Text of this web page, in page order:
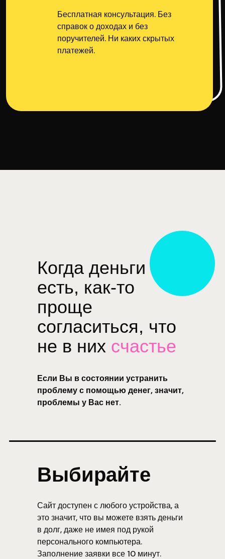
Бесплатная консультация. Без
справок о доходах и без
поручителей. Ни каких скрытых
платежей.
Когда деньги
есть, как-то
проще
согласиться, что
не в них счастье
Если Вы в состоянии устранить
проблему с помощью денег, значит,
проблемы у Вас нет.
Сайт доступен с любого устройства, а
это значит, что вы можете взять деньги
в долг, даже не имея под рукой
персонального компьютера.
Заполнение заявки все 10 минут.
Выбирайте